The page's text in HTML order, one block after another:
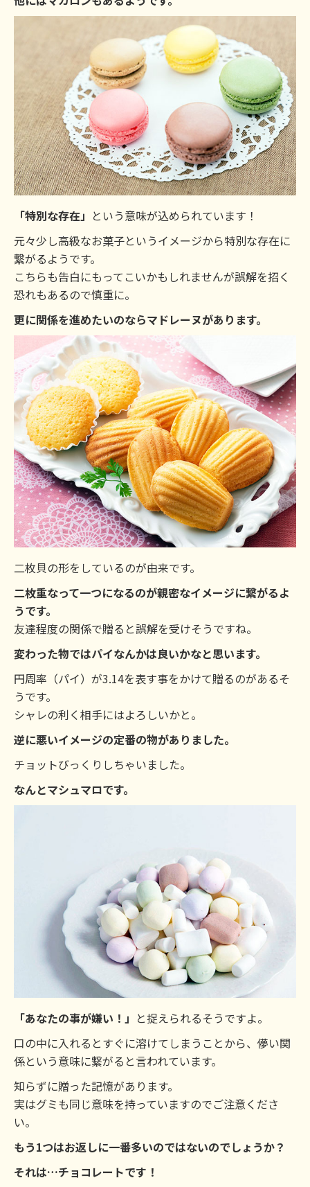
「特別な存在」 という意味が込められています！
元々少し高級なお菓子というイメージから特別な存在に
繋がるようです。
こちらも告白にもってこいかもしれませんが誤解を招く
恐れもあるので慎重に。
更に関係を進めたいのならマドレーヌがあります。
二枚貝の形をしているのが由来です。
二枚重なって一つになるのが親密なイメージに繋がるよ
うです。
友達程度の関係で贈ると誤解を受けそうですね。
変わった物ではパイなんかは良いかなと思います。
円周率（パイ）が3.14を表す事をかけて贈るのがあるそ
うです。
シャレの利く相手にはよろしいかと。
逆に悪いイメージの定番の物がありました。
チョットびっくりしちゃいました。
なんとマシュマロです。
「あなたの事が嫌い！」 と捉えられるそうですよ。
口の中に入れるとすぐに溶けてしまうことから、儚い関
係という意味に繋がると言われています。
知らずに贈った記憶があります。
実はグミも同じ意味を持っていますのでご注意くださ
い。
もう1つはお返しに一番多いのではないのでしょうか？
それは…チョコレートです！